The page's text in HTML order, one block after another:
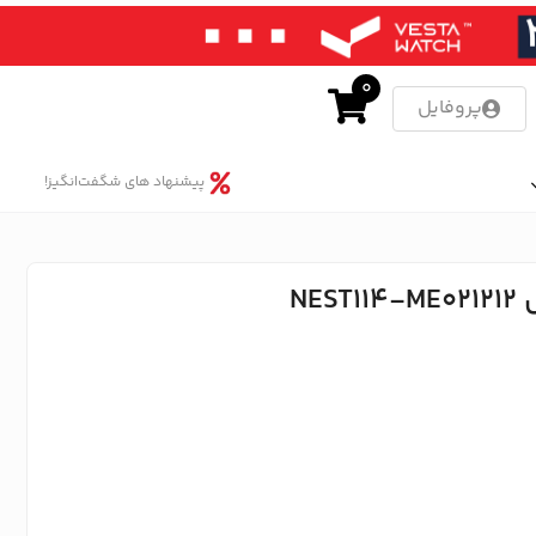
پروفایل
0
پیشنهاد های شگفت‌انگیز!